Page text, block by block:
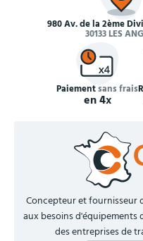
980 Av. de la 2ème
30133 LES
Paiementsans frais
en 4x
Concepteur et fournisseur
aux besoins d'équipements
des entreprises de